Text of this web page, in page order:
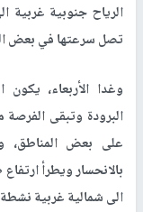
الرياح جنوبية غربية
تصل سرعتها في بعض الهبات 80 كم/ساعة
وغدا الأربعاء،
البرودة وتبقى
على بعض المناطق،
بالانحسار ويطرأ
الى شمالية غربية